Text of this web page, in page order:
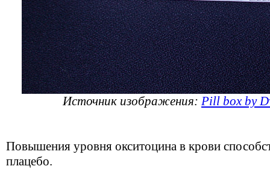
Источник изображения: Pill box by
Повышения уровня окситоцина в крови
плацебо.